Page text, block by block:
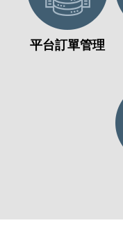
平台訂單管理